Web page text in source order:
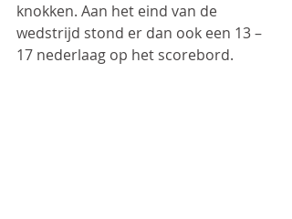
knokken. Aan het eind van de
wedstrijd stond er dan ook een 13 –
17 nederlaag op het scorebord.